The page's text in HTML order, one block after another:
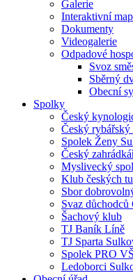
Galerie
Interaktivní
Dokumenty
Videogalerie
Odpadové
Svoz
Sběrný
Obecní
Spolky
Český
Český rybářský
Spolek Ženy
Český
Myslivecký
Klub českých
Sbor
Svaz důchodců
Šachový klub
TJ Baník Líně
TJ Sparta
Spolek PRO
Ledoborci